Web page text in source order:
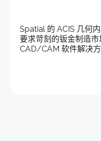
Spatial 的 ACIS 几何
要求苛刻的钣金制造
CAD/CAM 软件解决方